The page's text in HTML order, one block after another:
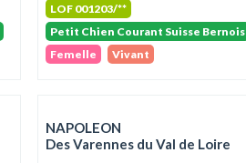
LOF 001203/**
Petit Chien Courant Suisse Bernois
Femelle
Vivant
NAPOLEON
Des Varennes du Val de Loire